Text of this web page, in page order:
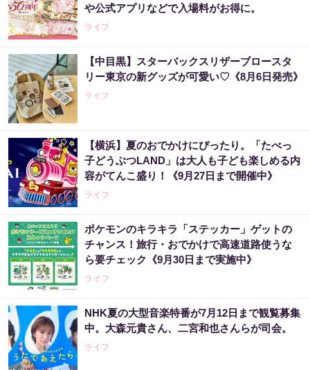
や公式アプリなどで入場料がお得に。
ライフ
【中目黒】スターバックスリザーブロースタ
リー東京の新グッズが可愛い♡《8月6日発売》
ライフ
【横浜】夏のおでかけにぴったり。「たべっ
子どうぶつLAND」は大人も子ども楽しめる内
容がてんこ盛り！《9月27日まで開催中》
ライフ
ポケモンのキラキラ「ステッカー」ゲットの
チャンス！旅行・おでかけで高速道路使うな
ら要チェック《9月30日まで実施中》
ライフ
NHK夏の大型音楽特番が7月12日まで観覧募集
中。大森元貴さん、二宮和也さんらが司会。
ライフ